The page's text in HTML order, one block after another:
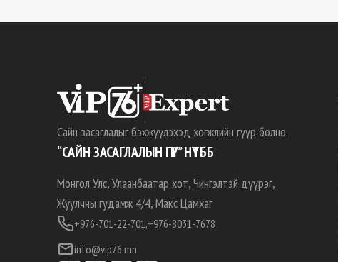
Сайн засаглалыг бэхжүүлэхэд хөгжлийн гүүр болно.
“САЙН ЗАСАГЛАЛЫН ГҮҮР” НҮТББ
Монгол Улс, Улаанбаатар хот, Чингэлтэй дүүрэг,
Жуулчны гудамж 4/4, Макс Цамхаг
+976-701-22-701,+976-8031-7678
info@vip76.mn